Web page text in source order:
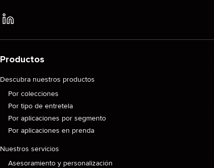
Productos
Descubra nuestros productos
Por colecciones
Por tipo de entretela
Por aplicaciones por segmento
Por aplicaciones en prenda
Nuestros servicios
Asesoramiento y personalización